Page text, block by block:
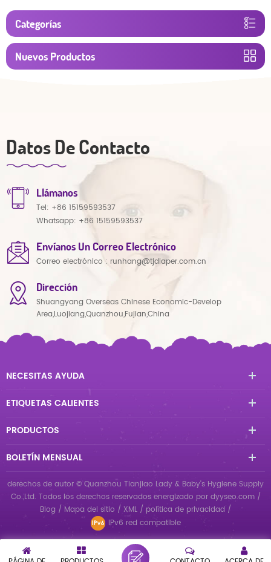
Categorías
Nuevos Productos
Datos De Contacto
Llámanos
Tel: +86 15159593537
Whatsapp: +86 15159593537
Envíanos Un Correo Electrónico
Correo electrónico : runhang@tjdiaper.com.cn
Dirección
Shuangyang Overseas Chinese Economic-Develop
Area,Luojiang,Quanzhou,Fujian,China
NECESITAS AYUDA
ETIQUETAS CALIENTES
PRODUCTOS
BOLETÍN MENSUAL
derechos de autor © Quanzhou Tianjiao Lady & Baby's Hygiene Supply
Co.,Ltd. Todos los derechos reservados energizado por dyyseo.com /
Blog / Mapa del sitio / XML / política de privacidad /
IPv6 red compatible